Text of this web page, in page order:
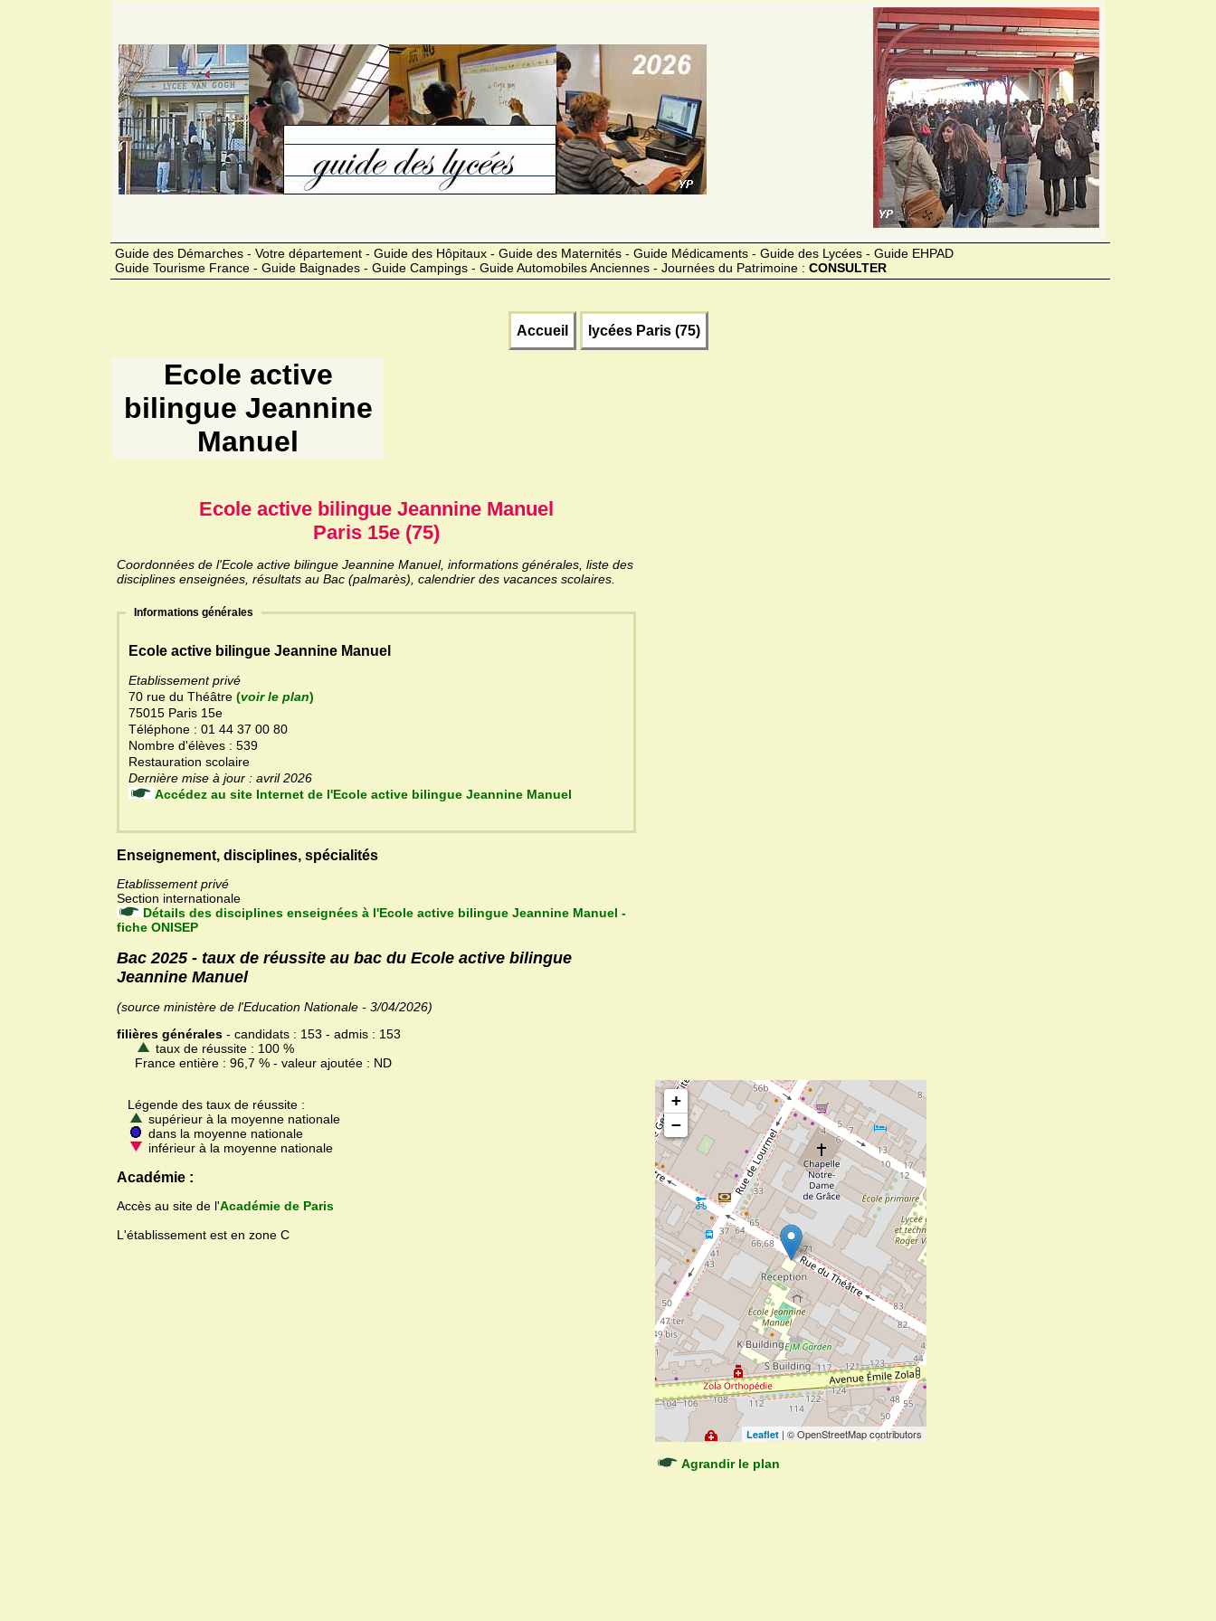
Guide des Démarches - Votre département - Guide des Hôpitaux - Guide des Maternités - Guide Médicaments - Guide des Lycées - Guide EHPAD
Guide Tourisme France - Guide Baignades - Guide Campings - Guide Automobiles Anciennes - Journées du Patrimoine : CONSULTER
Accueil lycées Paris (75)
Ecole active
bilingue Jeannine
Manuel
Ecole active bilingue Jeannine Manuel
Paris 15e (75)
Coordonnées de l'Ecole active bilingue Jeannine Manuel, informations générales, liste des
disciplines enseignées, résultats au Bac (palmarès), calendrier des vacances scolaires.
Informations générales
Ecole active bilingue Jeannine Manuel
Etablissement privé
70 rue du Théâtre (voir le plan)
75015 Paris 15e
Téléphone : 01 44 37 00 80
Nombre d'élèves : 539
Restauration scolaire
Dernière mise à jour : avril 2026
Accédez au site Internet de l'Ecole active bilingue Jeannine Manuel
Enseignement, disciplines, spécialités
Etablissement privé
Section internationale
Détails des disciplines enseignées à l'Ecole active bilingue Jeannine Manuel -
fiche ONISEP
Bac 2025 - taux de réussite au bac du Ecole active bilingue
Jeannine Manuel
(source ministère de l'Education Nationale - 3/04/2026)
filières générales - candidats : 153 - admis : 153
taux de réussite : 100 %
France entière : 96,7 % - valeur ajoutée : ND
Légende des taux de réussite :
supérieur à la moyenne nationale
dans la moyenne nationale
inférieur à la moyenne nationale
Académie :
Accès au site de l'Académie de Paris
L'établissement est en zone C
+
−
Leaflet | © OpenStreetMap contributors
Agrandir le plan